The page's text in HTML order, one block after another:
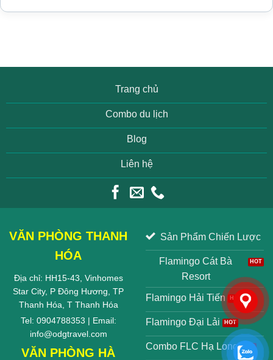
Trang chủ
Combo du lịch
Blog
Liên hệ
VĂN PHÒNG THANH
HÓA
Địa chỉ: HH15-43, Vinhomes
Star City, P Đông Hương, TP
Thanh Hóa, T Thanh Hóa
Tel: 0904788353 | Email:
info@odgtravel.com
VĂN PHÒNG HÀ
Sản Phẩm Chiến Lược
Flamingo Cát Bà
Resort
Flamingo Hải Tiến
Flamingo Đại Lải
Combo FLC Hạ Long